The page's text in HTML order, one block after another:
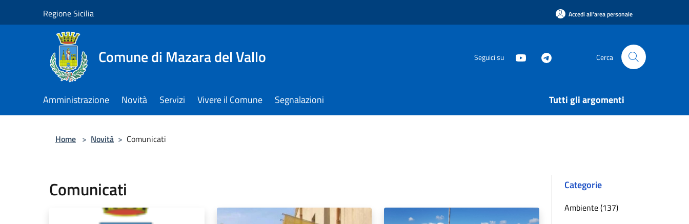
Regione Sicilia Accedi all'area personale
Comune di Mazara del Vallo Seguici su Cerca
Amministrazione Novità Servizi Vivere il Comune Segnalazioni Tutti gli argomenti
Home > Novità > Comunicati
Comunicati Categorie
Ambiente (137)